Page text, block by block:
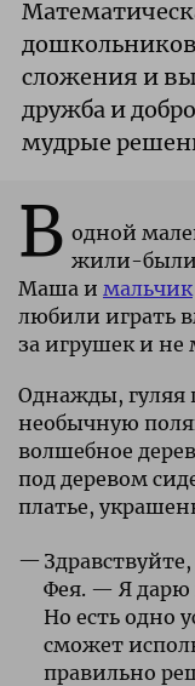
сложения и
дружба и
мудрые
В одной
жили-были
Маша и мальчик
любили играть
за игрушек и не
Однажды, гуляя
необычную
волшебное
под деревом
платье,
Фея. — Я дарю
Но есть одно
сможет
правильно